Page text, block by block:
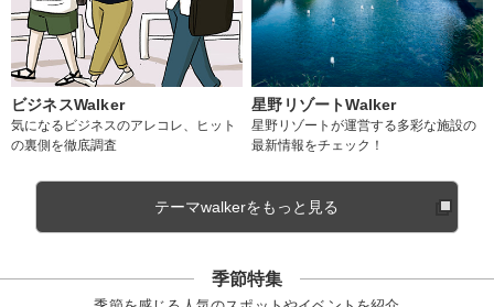
ビジネスWalker
気になるビジネスのアレコレ、ヒット
の裏側を徹底調査
星野リゾートWalker
星野リゾートが運営する多彩な施設の
最新情報をチェック！
テーマwalkerをもっと見る
季節特集